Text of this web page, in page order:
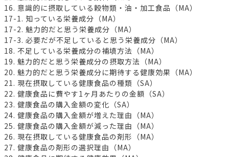
16. 意識的に摂取している穀物類・油・加工食品（MA）
17-1. 知っている栄養成分（MA）
17-2. 魅力的だと思う栄養成分（MA）
17-3. 必要だが不足していると思う栄養成分（MA）
18. 不足している栄養成分の補填方法（MA）
19. 魅力的だと思う栄養成分の摂取方法（MA）
20. 魅力的だと思う栄養成分に期待する健康効果（MA）
21. 現在摂取している健康食品の種類（SA）
22. 健康食品に費やす1ヶ月あたりの金額（SA）
23. 健康食品の購入金額の変化（SA）
24. 健康食品の購入金額が増えた理由（MA）
25. 健康食品の購入金額が減った理由（MA）
26. 現在摂取している健康食品の剤形（MA）
27. 健康食品の剤形の選択理由（MA）